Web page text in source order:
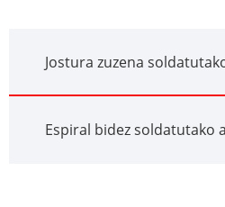
Jostura zuzena
Espiral bidez soldatutako